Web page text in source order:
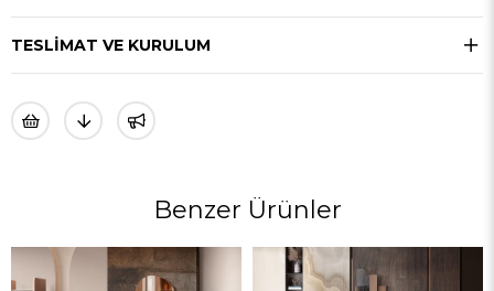
TESLIMAT VE KURULUM
Benzer Ürünler